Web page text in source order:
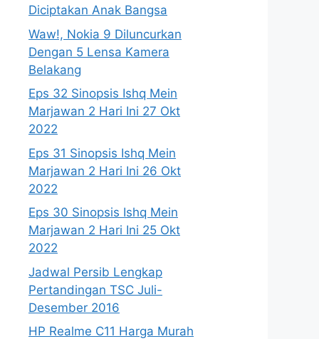
Diciptakan Anak Bangsa
Waw!, Nokia 9 Diluncurkan
Dengan 5 Lensa Kamera
Belakang
Eps 32 Sinopsis Ishq Mein
Marjawan 2 Hari Ini 27 Okt
2022
Eps 31 Sinopsis Ishq Mein
Marjawan 2 Hari Ini 26 Okt
2022
Eps 30 Sinopsis Ishq Mein
Marjawan 2 Hari Ini 25 Okt
2022
Jadwal Persib Lengkap
Pertandingan TSC Juli-
Desember 2016
HP Realme C11 Harga Murah